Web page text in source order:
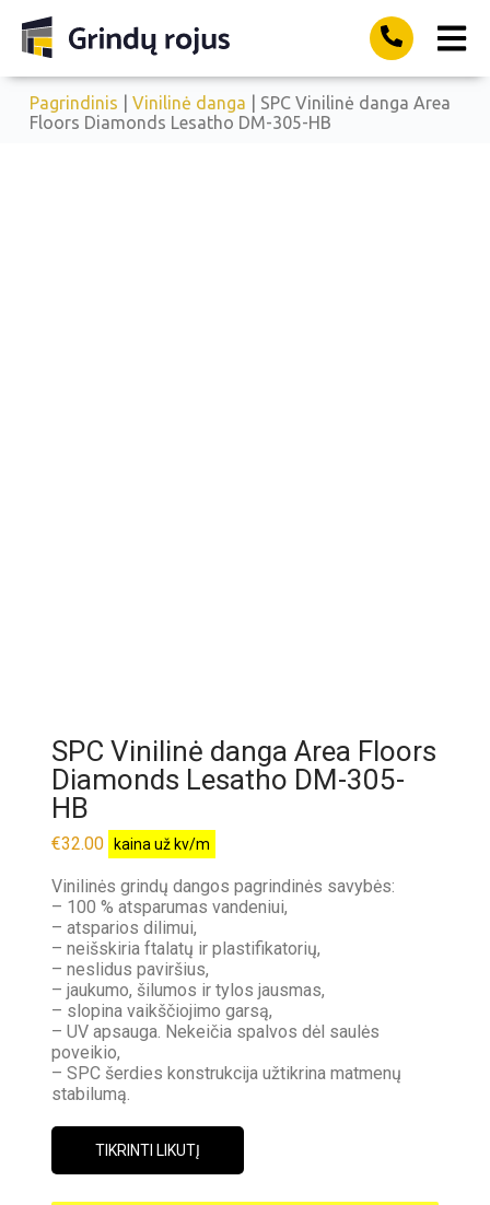
Pagrindinis Vinilinė danga | SPC Vinilinė danga Area
Floors Diamonds Lesatho DM-305-HB
SPC Vinilinė danga Area Floors
Diamonds Lesatho DM-305-
HB
€32.00 kaina už kv/m
Vinilinės grindų dangos pagrindinės savybės:
– 100 % atsparumas vandeniui,
– atsparios dilimui,
– neišskiria ftalatų ir plastifikatorių,
– neslidus paviršius,
– jaukumo, šilumos ir tylos jausmas,
– slopina vaikščiojimo garsą,
– UV apsauga. Nekeičia spalvos dėl saulės
poveikio,
– SPC šerdies konstrukcija užtikrina matmenų
stabilumą.
TIKRINTI LIKUTĮ